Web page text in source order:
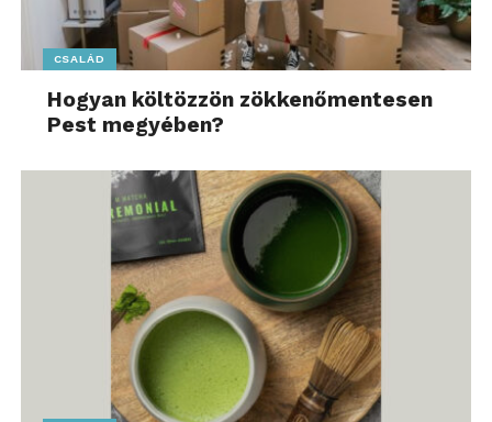
hanem az elvárt minimális alapterület miatt.
Mindenesetre, amíg nem tisztázódik a helyzet, addig
életveszélyes hamarjában lefoglalózni egy100
millióforint feletti vételárú ingatlant, ahol kérdéses,
a bankok. Persze jó esély van arra, hogy a bankok
végül a CSOK Pluszhoz hasonlóan, a rendeletben
található definíció alapján döntenek majd, ám az
óvatosság nem árt.
Még akkor is érdemes kivárni, ha valaki attól tart,
hogy szeptemberben ugrásszerűen
megemelkedhetnek esetleg az árak. Amennyiben
ugyanis a vevő végül nem kapja meg rá az Otthon
CSALÁD
Hogyan költözzön zökkenőmentesen
Pest megyében?